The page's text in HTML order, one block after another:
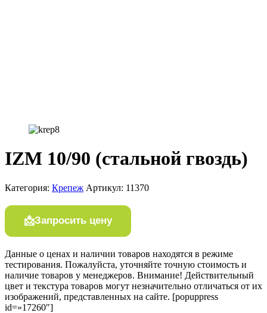
IZM 10/90 (стальной гвоздь)
Категория: Крепеж Артикул: 11370
Запросить цену
Данные о ценах и наличии товаров находятся в режиме
тестирования. Пожалуйста, уточняйте точную стоимость и
наличие товаров у менеджеров. Внимание! Действительный
цвет и текстура товаров могут незначительно отличаться от их
изображений, представленных на сайте. [popuppress
id=»17260″]